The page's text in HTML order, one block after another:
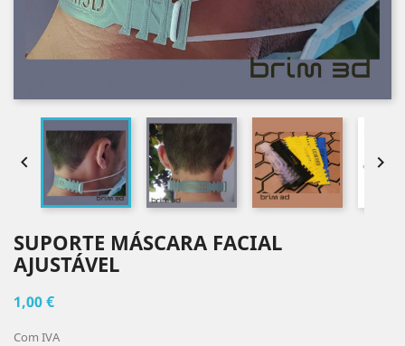
 
SUPORTE MÁSCARA FACIAL
AJUSTÁVEL
1,00 €
Com IVA